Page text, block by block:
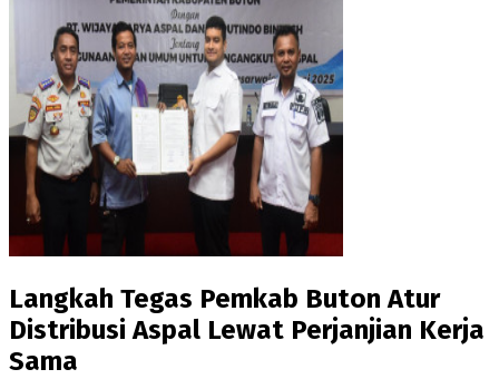
Langkah Tegas Pemkab Buton Atur
Distribusi Aspal Lewat Perjanjian Kerja
Sama